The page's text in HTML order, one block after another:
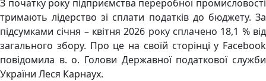
З початку року підприємства переробної промисловості
тримають лідерство зі сплати податків до бюджету. За
підсумками січня – квітня 2026 року сплачено 18,1 % від
загального збору. Про це на своїй сторінці у Facebook
повідомила в. о. Голови Державної податкової служби
України Леся Карнаух.